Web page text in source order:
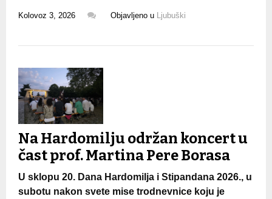
Kolovoz 3, 2026 Objavljeno u Ljubuški
Na Hardomilju održan koncert u
čast prof. Martina Pere Borasa
U sklopu 20. Dana Hardomilja i Stipandana 2026., u
subotu nakon svete mise trodnevnice koju je